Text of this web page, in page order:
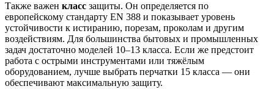
Также важен класс защиты. Он определяется по
европейскому стандарту EN 388 и показывает уровень
устойчивости к истиранию, порезам, проколам и другим
воздействиям. Для большинства бытовых и промышленных
задач достаточно моделей 10–13 класса. Если же предстоит
работа с острыми инструментами или тяжёлым
оборудованием, лучше выбрать перчатки 15 класса — они
обеспечивают максимальную защиту.